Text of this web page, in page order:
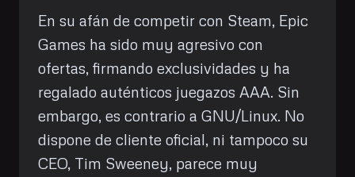
En su afán de competir con Steam, Epic
Games ha sido muy agresivo con
ofertas, firmando exclusividades y ha
regalado auténticos juegazos AAA. Sin
embargo, es contrario a GNU/Linux. No
dispone de cliente oficial, ni tampoco su
CEO, Tim Sweeney, parece muy